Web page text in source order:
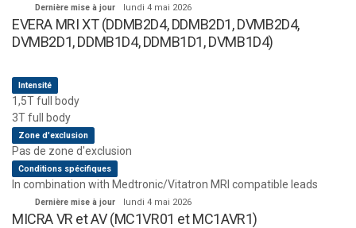
Dernière mise à jour lundi 4 mai 2026
EVERA MRI XT (DDMB2D4, DDMB2D1, DVMB2D4,
DVMB2D1, DDMB1D4, DDMB1D1, DVMB1D4)
Intensité
1,5T full body
3T full body
Zone d'exclusion
Pas de zone d'exclusion
Conditions spécifiques
In combination with Medtronic/Vitatron MRI compatible leads
Dernière mise à jour lundi 4 mai 2026
MICRA VR et AV (MC1VR01 et MC1AVR1)